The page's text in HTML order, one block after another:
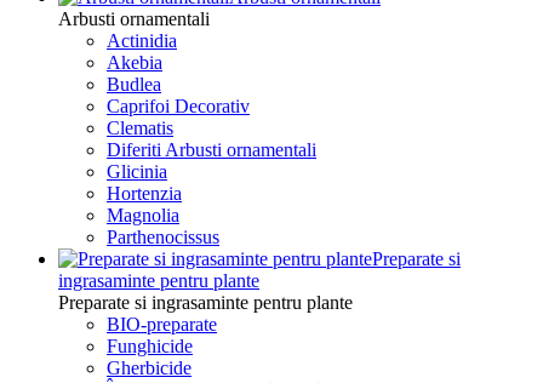
Arbusti ornamentali
Actinidia
Akebia
Budlea
Caprifoi Decorativ
Clematis
Diferiti Arbusti ornamentali
Glicinia
Hortenzia
Magnolia
Parthenocissus
Preparate si
ingrasaminte pentru plante
Preparate si ingrasaminte pentru plante
BIO-preparate
Funghicide
Gherbicide